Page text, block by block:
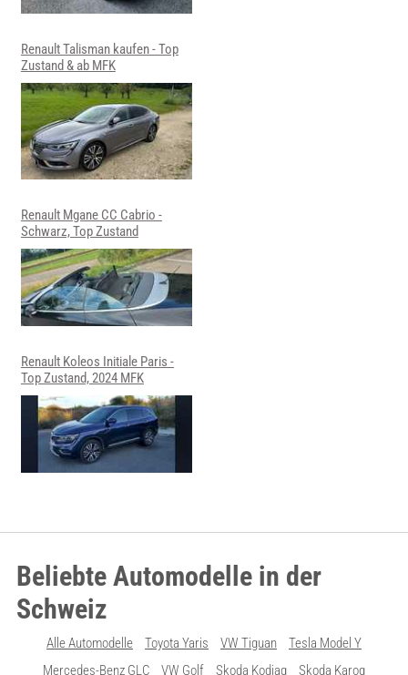
Renault Talisman kaufen - Top
Zustand & ab MFK
Renault Mgane CC Cabrio -
Schwarz, Top Zustand
Renault Koleos Initiale Paris -
Top Zustand, 2024 MFK
Beliebte Automodelle in der
Schweiz
Alle Automodelle Toyota Yaris VW Tiguan
Tesla Model Y
Mercedes-Benz GLC
VW Golf Skoda Kodiaq Skoda Karoq